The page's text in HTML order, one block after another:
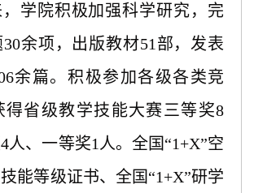
学院积极加强科学研究，完
余项，出版教材51部，发表
余篇。积极参加各级各类竞
得省级教学技能大赛三等奖8
人、一等奖1人。全国“1+X”空
能等级证书、全国“1+X”研学